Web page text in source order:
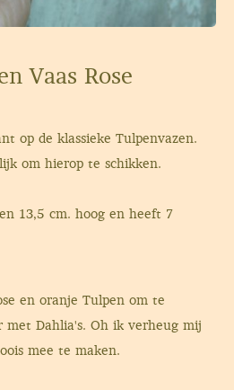
Vaas Rose
op de klassieke Tulpenvazen.
om hierop te schikken.
13,5 cm. hoog en heeft 7
en oranje Tulpen om te
met Dahlia's. Oh ik verheug mij
mee te maken.